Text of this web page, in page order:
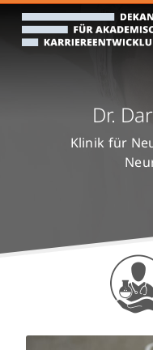
Zum
Inhalt
Dr.
Klinik für